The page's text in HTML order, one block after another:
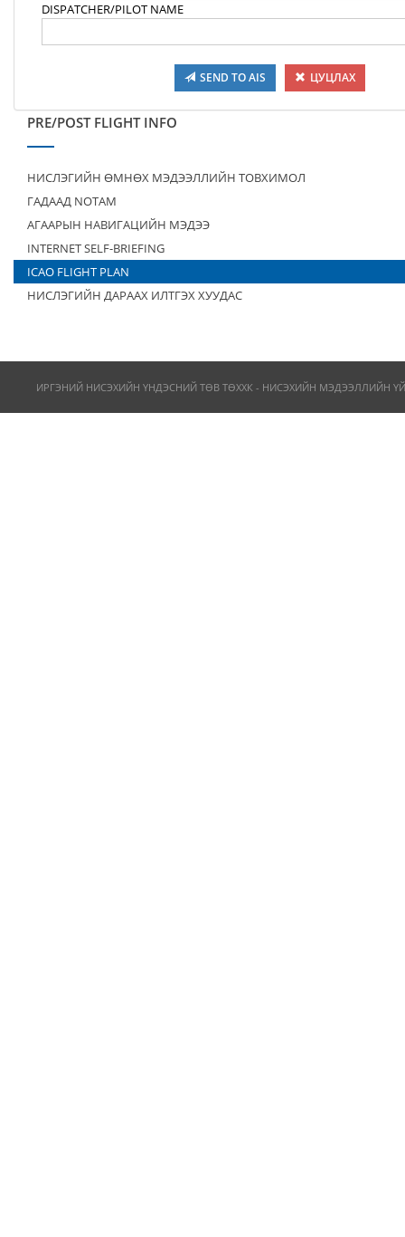
DISPATCHER/PILOT NAME
SEND TO AIS ЦУЦЛАХ
PRE/POST FLIGHT INFO
НИСЛЭГИЙН ӨМНӨХ МЭДЭЭЛЛИЙН ТОВХИМОЛ
ГАДААД NOTAM
АГААРЫН НАВИГАЦИЙН МЭДЭЭ
INTERNET SELF-BRIEFING
ICAO FLIGHT PLAN
НИСЛЭГИЙН ДАРААХ ИЛТГЭХ ХУУДАС
ИРГЭНИЙ НИСЭХИЙН ҮНДЭСНИЙ ТӨВ ТӨХХК - НИСЭХИЙН МЭДЭЭЛЛИЙН